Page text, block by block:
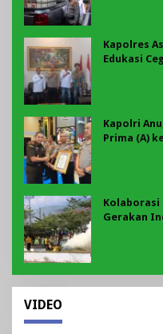
Kapolres
Edukasi
Kapolri
Prima (A)
Kolaborasi
Gerakan
VIDEO